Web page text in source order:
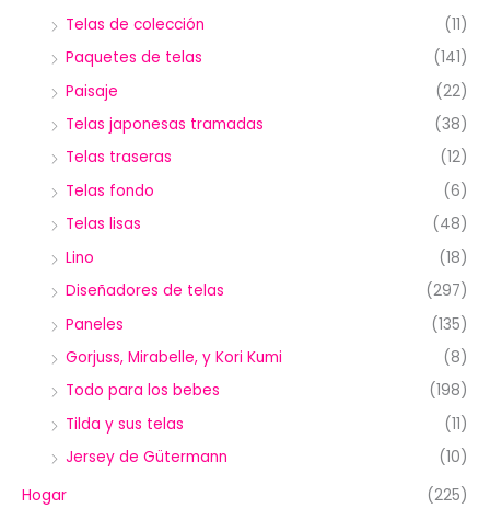
Telas de colección
(11)
Paquetes de telas
(141)
Paisaje
(22)
Telas japonesas tramadas
(38)
Telas traseras
(12)
Telas fondo
(6)
Telas lisas
(48)
Lino
(18)
Diseñadores de telas
(297)
Paneles
(135)
Gorjuss, Mirabelle, y Kori Kumi
(8)
Todo para los bebes
(198)
Tilda y sus telas
(11)
Jersey de Gütermann
(10)
Hogar
(225)